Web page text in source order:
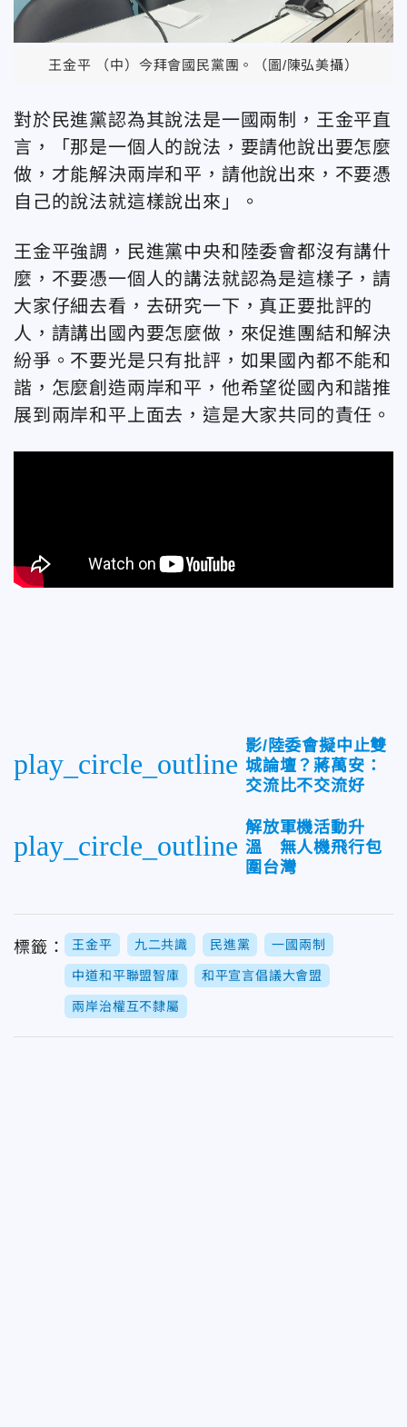
王金平 （中）今拜會國民黨團。（圖/陳弘美攝）
對於民進黨認為其說法是一國兩制，王金平直
言，「那是一個人的說法，要請他說出要怎麼
做，才能解決兩岸和平，請他說出來，不要憑
自己的說法就這樣說出來」。
王金平強調，民進黨中央和陸委會都沒有講什
麼，不要憑一個人的講法就認為是這樣子，請
大家仔細去看，去研究一下，真正要批評的
人，請講出國內要怎麼做，來促進團結和解決
紛爭。不要光是只有批評，如果國內都不能和
諧，怎麼創造兩岸和平，他希望從國內和諧推
展到兩岸和平上面去，這是大家共同的責任。
play_circle_outline
影/陸委會擬中止雙
城論壇？蔣萬安：
交流比不交流好
play_circle_outline
解放軍機活動升
溫 無人機飛行包
圍台灣
標籤： 王金平 九二共識 民進黨 一國兩制
中道和平聯盟智庫 和平宣言倡議大會盟
兩岸治權互不隸屬